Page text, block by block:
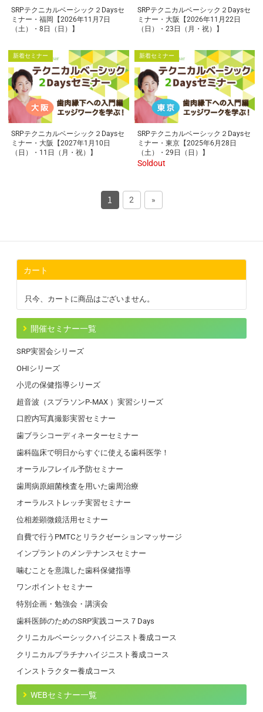
SRPテクニカルベーシック２Daysセ
ミナー・福岡【2026年11月7日
（土）・8日（日）】
SRPテクニカルベーシック２Daysセ
ミナー・大阪【2026年11月22日
（日）・23日（月・祝）】
新着セミナー
SRPテクニカルベーシック２Daysセ
ミナー・大阪【2027年1月10日
（日）・11日（月・祝）】
新着セミナー
SRPテクニカルベーシック２Daysセ
ミナー・東京【2025年6月28日
（土）・29日（日）】
Soldout
1 2 »
カート
只今、カートに商品はございません。
開催セミナー一覧
SRP実習会シリーズ
OHIシリーズ
小児の保健指導シリーズ
超音波（スプラソンP-MAX ）実習シリーズ
口腔内写真撮影実習セミナー
歯ブラシコーディネーターセミナー
歯科臨床で明日からすぐに使える歯科医学！
オーラルフレイル予防セミナー
歯周病原細菌検査を用いた歯周治療
オーラルストレッチ実習セミナー
位相差顕微鏡活用セミナー
自費で行うPMTCとリラクゼーションマッサージ
インプラントのメンテナンスセミナー
噛むことを意識した歯科保健指導
ワンポイントセミナー
特別企画・勉強会・講演会
歯科医師のためのSRP実践コース７Days
クリニカルベーシックハイジニスト養成コース
クリニカルプラチナハイジニスト養成コース
インストラクター養成コース
WEBセミナー一覧